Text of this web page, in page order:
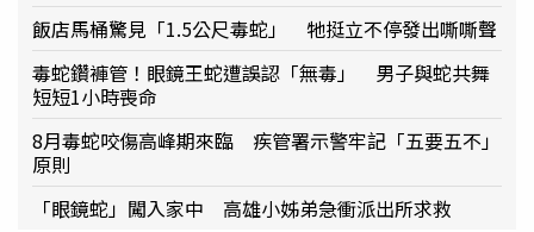
飯店馬桶驚見「1.5公尺毒蛇」 牠挺立不停發出嘶嘶聲
毒蛇鑽褲管！眼鏡王蛇遭誤認「無毒」 男子與蛇共舞
短短1小時喪命
8月毒蛇咬傷高峰期來臨 疾管署示警牢記「五要五不」
原則
「眼鏡蛇」闖入家中 高雄小姊弟急衝派出所求救